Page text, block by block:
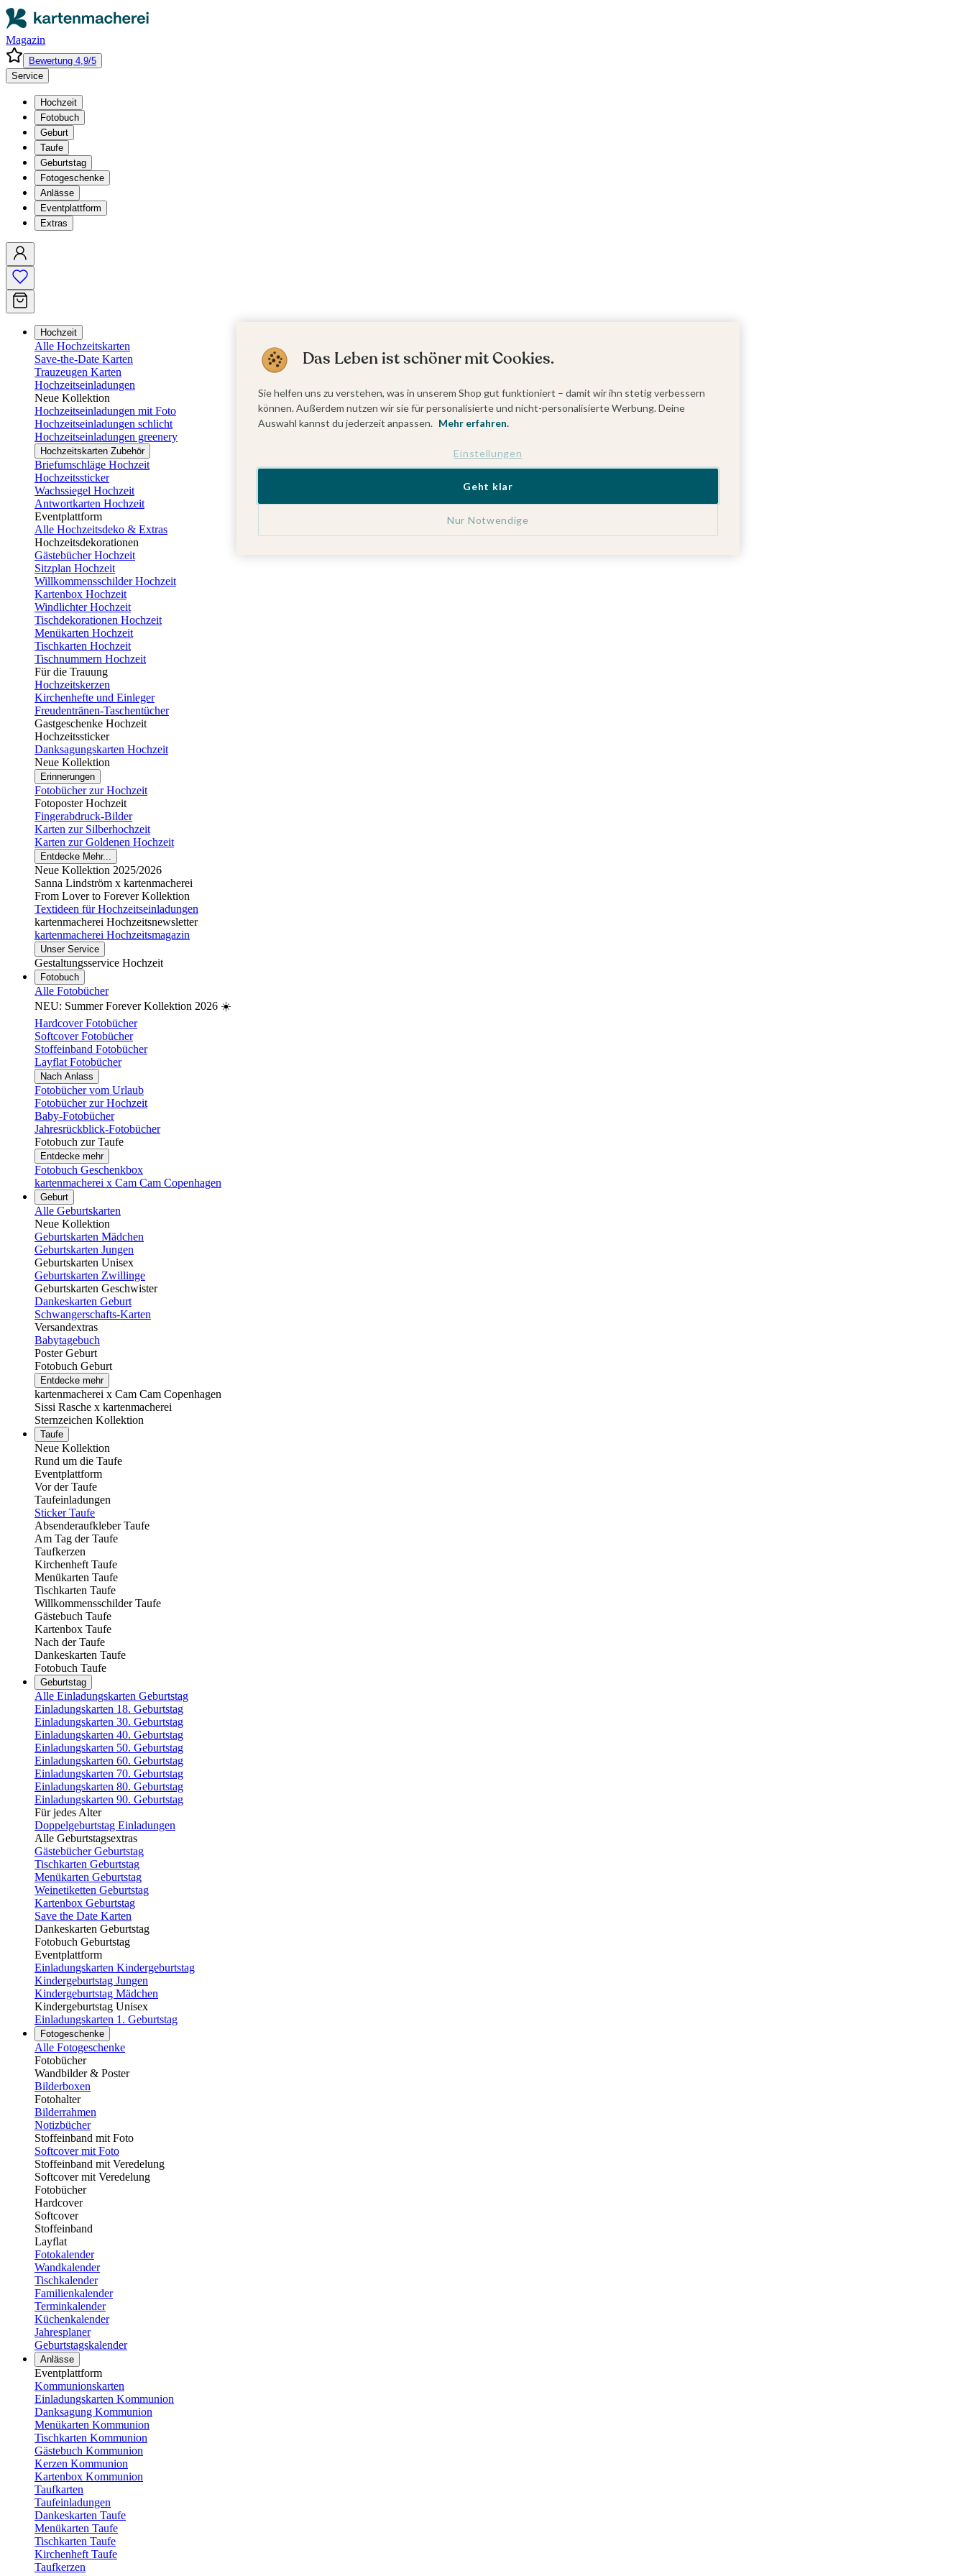
Magazin
Bewertung 4,9/5
Service
Hochzeit
Fotobuch
Geburt
Taufe
Geburtstag
Fotogeschenke
Anlässe
Eventplattform
Extras
Hochzeit
Alle Hochzeitskarten
Save-the-Date Karten
Trauzeugen Karten
Hochzeitseinladungen
Neue Kollektion
Hochzeitseinladungen mit Foto
Hochzeitseinladungen schlicht
Hochzeitseinladungen greenery
Hochzeitskarten Zubehör
Briefumschläge Hochzeit
Hochzeitssticker
Wachssiegel Hochzeit
Antwortkarten Hochzeit
Eventplattform
Alle Hochzeitsdeko & Extras
Hochzeitsdekorationen
Gästebücher Hochzeit
Sitzplan Hochzeit
Willkommensschilder Hochzeit
Kartenbox Hochzeit
Windlichter Hochzeit
Tischdekorationen Hochzeit
Menükarten Hochzeit
Tischkarten Hochzeit
Tischnummern Hochzeit
Für die Trauung
Hochzeitskerzen
Kirchenhefte und Einleger
Freudentränen-Taschentücher
Gastgeschenke Hochzeit
Hochzeitssticker
Danksagungskarten Hochzeit
Neue Kollektion
Erinnerungen
Fotobücher zur Hochzeit
Fotoposter Hochzeit
Fingerabdruck-Bilder
Karten zur Silberhochzeit
Karten zur Goldenen Hochzeit
Entdecke Mehr...
Neue Kollektion 2025/2026
Sanna Lindström x kartenmacherei
From Lover to Forever Kollektion
Textideen für Hochzeitseinladungen
kartenmacherei Hochzeitsnewsletter
kartenmacherei Hochzeitsmagazin
Unser Service
Gestaltungsservice Hochzeit
Fotobuch
Alle Fotobücher
NEU: Summer Forever Kollektion 2026 ☀️
Hardcover Fotobücher
Softcover Fotobücher
Stoffeinband Fotobücher
Layflat Fotobücher
Nach Anlass
Fotobücher vom Urlaub
Fotobücher zur Hochzeit
Baby-Fotobücher
Jahresrückblick-Fotobücher
Fotobuch zur Taufe
Entdecke mehr
Fotobuch Geschenkbox
kartenmacherei x Cam Cam Copenhagen
Geburt
Alle Geburtskarten
Neue Kollektion
Geburtskarten Mädchen
Geburtskarten Jungen
Geburtskarten Unisex
Geburtskarten Zwillinge
Geburtskarten Geschwister
Dankeskarten Geburt
Schwangerschafts-Karten
Versandextras
Babytagebuch
Poster Geburt
Fotobuch Geburt
Entdecke mehr
kartenmacherei x Cam Cam Copenhagen
Sissi Rasche x kartenmacherei
Sternzeichen Kollektion
Taufe
Neue Kollektion
Rund um die Taufe
Eventplattform
Vor der Taufe
Taufeinladungen
Sticker Taufe
Absenderaufkleber Taufe
Am Tag der Taufe
Taufkerzen
Kirchenheft Taufe
Menükarten Taufe
Tischkarten Taufe
Willkommensschilder Taufe
Gästebuch Taufe
Kartenbox Taufe
Nach der Taufe
Dankeskarten Taufe
Fotobuch Taufe
Geburtstag
Alle Einladungskarten Geburtstag
Einladungskarten 18. Geburtstag
Einladungskarten 30. Geburtstag
Einladungskarten 40. Geburtstag
Einladungskarten 50. Geburtstag
Einladungskarten 60. Geburtstag
Einladungskarten 70. Geburtstag
Einladungskarten 80. Geburtstag
Einladungskarten 90. Geburtstag
Für jedes Alter
Doppelgeburtstag Einladungen
Alle Geburtstagsextras
Gästebücher Geburtstag
Tischkarten Geburtstag
Menükarten Geburtstag
Weinetiketten Geburtstag
Kartenbox Geburtstag
Save the Date Karten
Dankeskarten Geburtstag
Fotobuch Geburtstag
Eventplattform
Einladungskarten Kindergeburtstag
Kindergeburtstag Jungen
Kindergeburtstag Mädchen
Kindergeburtstag Unisex
Einladungskarten 1. Geburtstag
Fotogeschenke
Alle Fotogeschenke
Fotobücher
Wandbilder & Poster
Bilderboxen
Fotohalter
Bilderrahmen
Notizbücher
Stoffeinband mit Foto
Softcover mit Foto
Stoffeinband mit Veredelung
Softcover mit Veredelung
Fotobücher
Hardcover
Softcover
Stoffeinband
Layflat
Fotokalender
Wandkalender
Tischkalender
Familienkalender
Terminkalender
Küchenkalender
Jahresplaner
Geburtstagskalender
Anlässe
Eventplattform
Kommunionskarten
Einladungskarten Kommunion
Danksagung Kommunion
Menükarten Kommunion
Tischkarten Kommunion
Gästebuch Kommunion
Kerzen Kommunion
Kartenbox Kommunion
Taufkarten
Taufeinladungen
Dankeskarten Taufe
Menükarten Taufe
Tischkarten Taufe
Kirchenheft Taufe
Taufkerzen
Das Leben ist schöner mit Cookies.
Sie helfen uns zu verstehen, was in unserem Shop gut funktioniert – damit wir ihn stetig verbessern
können. Außerdem nutzen wir sie für personalisierte und nicht-personalisierte Werbung. Deine
Auswahl kannst du jederzeit anpassen. Mehr erfahren.
Einstellungen
Nur Notwendige
Geht klar